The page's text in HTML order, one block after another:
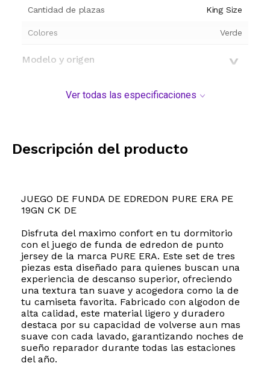
Cantidad de plazas King Size
Colores Verde
Modelo y origen
Ver todas las especificaciones
Descripción del producto
JUEGO DE FUNDA DE EDREDON PURE ERA PE
19GN CK DE
Disfruta del maximo confort en tu dormitorio
con el juego de funda de edredon de punto
jersey de la marca PURE ERA. Este set de tres
piezas esta diseñado para quienes buscan una
experiencia de descanso superior, ofreciendo
una textura tan suave y acogedora como la de
tu camiseta favorita. Fabricado con algodon de
alta calidad, este material ligero y duradero
destaca por su capacidad de volverse aun mas
suave con cada lavado, garantizando noches de
sueño reparador durante todas las estaciones
del año.